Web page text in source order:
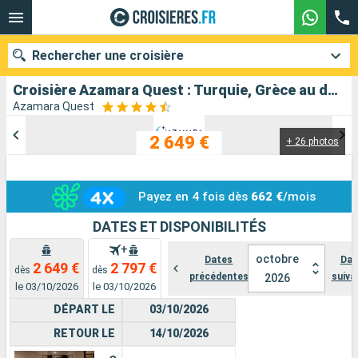
Croisière Azamara Quest : Turquie, Grèce au départ de Le Piree - Athenes
Azamara Quest
+ 26 photos
2 649 €
Payez en 4 fois dès 662 €/mois
DATES ET DISPONIBILITÉS
dès 2 649 €
le 03/10/2026
+
dès 2 797 €
le 03/10/2026
Dates
précédentes
octobre
2026
DÉPART LE
RETOUR LE
03/10/2026
14/10/2026
Rechercher une croisière
Mois de départ
Ports Compagnies
Rechercher